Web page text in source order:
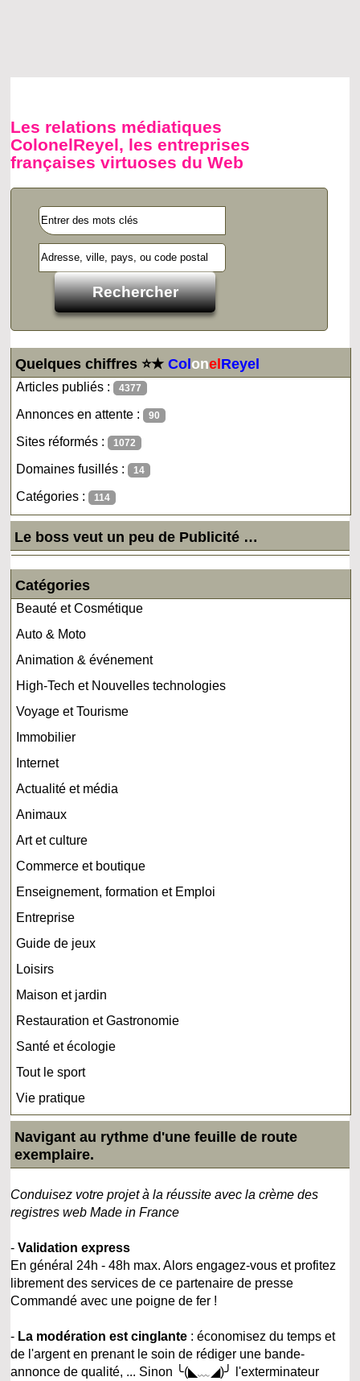
Les relations médiatiques
ColonelReyel, les entreprises
françaises virtuoses du Web
Quelques chiffres ⭐★ColonelReyel
Articles publiés : 4377
Annonces en attente : 90
Sites réformés : 1072
Domaines fusillés : 14
Catégories : 114
Le boss veut un peu de Publicité …
Catégories
Beauté et Cosmétique
Auto & Moto
Animation & événement
High-Tech et Nouvelles technologies
Voyage et Tourisme
Immobilier
Internet
Actualité et média
Animaux
Art et culture
Commerce et boutique
Enseignement, formation et Emploi
Entreprise
Guide de jeux
Loisirs
Maison et jardin
Restauration et Gastronomie
Santé et écologie
Tout le sport
Vie pratique
Navigant au rythme d'une feuille de route
exemplaire.
Conduisez votre projet à la réussite avec la crème des
registres web Made in France
-Validation express
En général 24h - 48h max. Alors engagez-vous et profitez
librement des services de ce partenaire de presse
Commandé avec une poigne de fer !
- La modération est cinglante : économisez du temps et
de l'argent en prenant le soin de rédiger une bande-
annonce de qualité, ... Sinon ╰(◣﹏◢)╯ l'exterminateur